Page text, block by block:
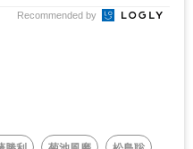
Recommended by